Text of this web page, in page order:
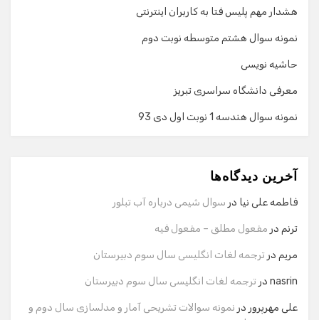
هشدار مهم پلیس فتا به کاربران اینترنتی
نمونه سوال هشتم متوسطه نوبت دوم
حاشیه نویسی
معرفی دانشگاه سراسری تبریز
نمونه سوال هندسه 1 نوبت اول دی 93
آخرین دیدگاه‌ها
فاطمه علی نیا در سوال شیمی درباره آب تبلور
ترنم در مفعول مطلق – مفعول فیه
مریم در ترجمه لغات انگلیسی سال سوم دبیرستان
nasrin در ترجمه لغات انگلیسی سال سوم دبیرستان
علی مهرپرور در نمونه سوالات تشریحی آمار و مدلسازی سال دوم و
گفت‌وگو با دستیار هوشمند
سلام! برای شروع گفت‌وگو لطفاً شماره تماس یا ایمیل خود را
وارد کنید.